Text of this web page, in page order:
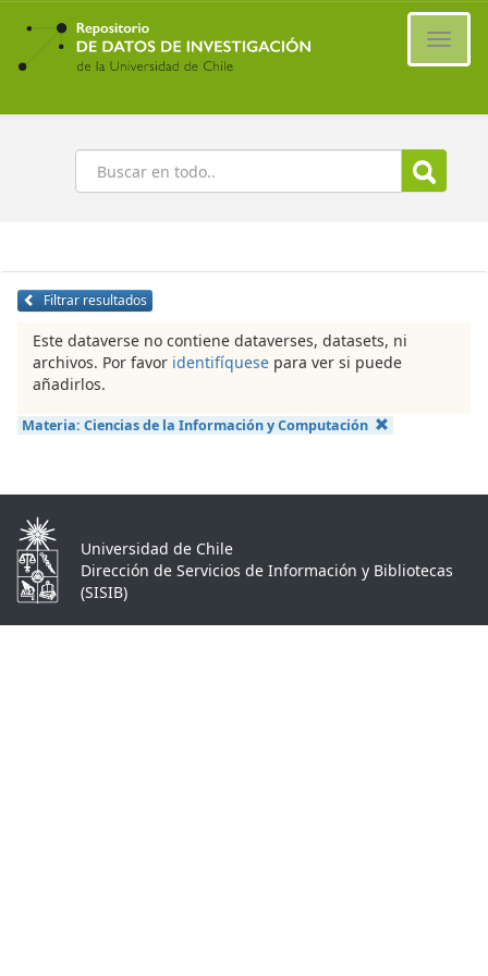
Ir
contenido
principal
Buscar
Filtrar resultados
Este dataverse no contiene dataverses, datasets, ni
archivos. Por favor identifíquese para ver si puede
añadirlos.
Materia: Ciencias de la Información y Computación
Universidad de Chile
Dirección de Servicios de Información y Bibliotecas
(SISIB)